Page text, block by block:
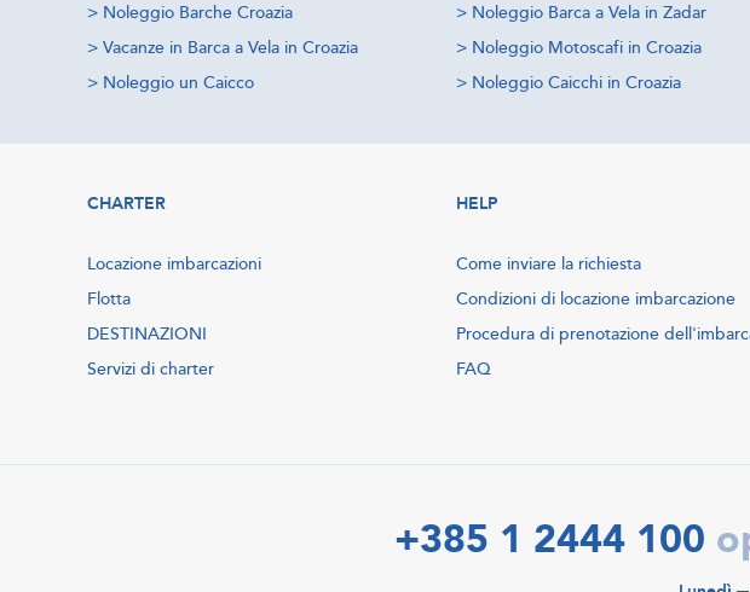
> Noleggio Barche Croazia
> Vacanze in Barca a Vela in Croazia
> Noleggio un Caicco
> Noleggio Barca a Vela in Zadar
> Noleggio Motoscafi in Croazia
> Noleggio Caicchi in Croazia
CHARTER
Locazione imbarcazioni
Flotta
DESTINAZIONI
Servizi di charter
HELP
Come inviare la richiesta
Condizioni di locazione imbarcazione
Procedura di prenotazione
FAQ
+385 1 2444 100